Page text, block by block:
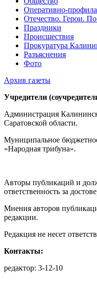
Оперативно-
Отечество. Герои.
Праздники
Происшествия
Прокуратура
Разъяснения
Фото
Архив газеты
Учредители
Администрация
Саратовской области.
Муниципальное
«Народная трибуна».
Авторы публикаций и
ответственность за
Мнения авторов
редакции.
Редакция не несет
Контакты:
редактор: 3-12-10